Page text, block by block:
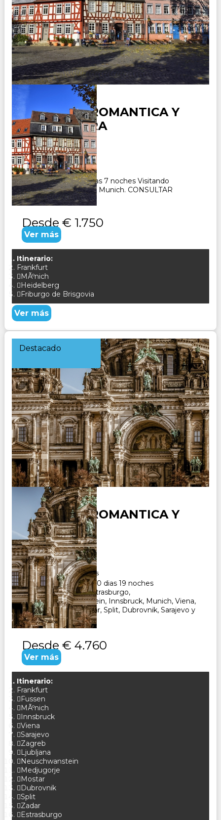
ALEMANIA ROMANTICA Y
SELVA NEGRA
Duración:
8Días7Noches
Paquete Turístico 8 días 7 noches Visitando
Frankfurt, Estrasburgo, Munich. CONSULTAR
Desde € 1.750
Ver más
Itinerario:
Frankfurt
MÃºnich
Heidelberg
Friburgo de Brisgovia
Ver más
Destacado
ALEMANIA ROMANTICA Y
BALCANES
Duración:
20Días19Noches
Paquete Turistico de 20 dias 19 noches
Visitando Frankfurt, Estrasburgo,
Fussen, Neuschwanstein, Innsbruck, Munich, Viena,
Ljubljana, Opatija, Zadar, Split, Dubrovnik, Sarajevo y
Zagreb. CONSULTAR
Desde € 4.760
Ver más
Itinerario:
Frankfurt
Fussen
MÃºnich
Innsbruck
Viena
Sarajevo
Zagreb
Ljubljana
Neuschwanstein
Medjugorje
Mostar
Dubrovnik
Split
Zadar
Estrasburgo